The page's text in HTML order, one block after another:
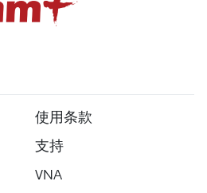
使用条款
支持
VNA